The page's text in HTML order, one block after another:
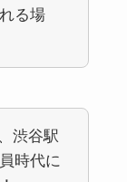
る場
渋谷駅
時代に